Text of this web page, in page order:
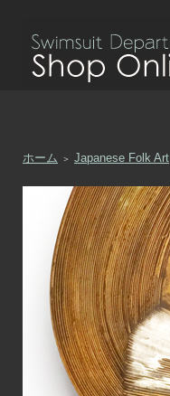
ホーム ＞ Japanese Folk Art